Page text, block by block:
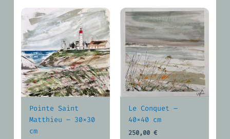
Pointe Saint
Matthieu – 30×30
cm
Le Conquet –
40×40 cm
250,00€